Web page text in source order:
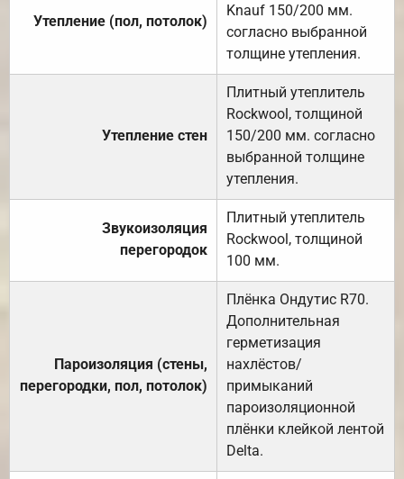
Утепление (пол, потолок)
Knauf 150/200 мм.
согласно выбранной
толщине утепления.
Утепление стен
Плитный утеплитель
Rockwool, толщиной
150/200 мм. согласно
выбранной толщине
утепления.
Звукоизоляция
перегородок
Плитный утеплитель
Rockwool, толщиной
100 мм.
Пароизоляция (стены,
перегородки, пол, потолок)
Плёнка Ондутис R70.
Дополнительная
герметизация
нахлёстов/
примыканий
пароизоляционной
плёнки клейкой лентой
Delta.